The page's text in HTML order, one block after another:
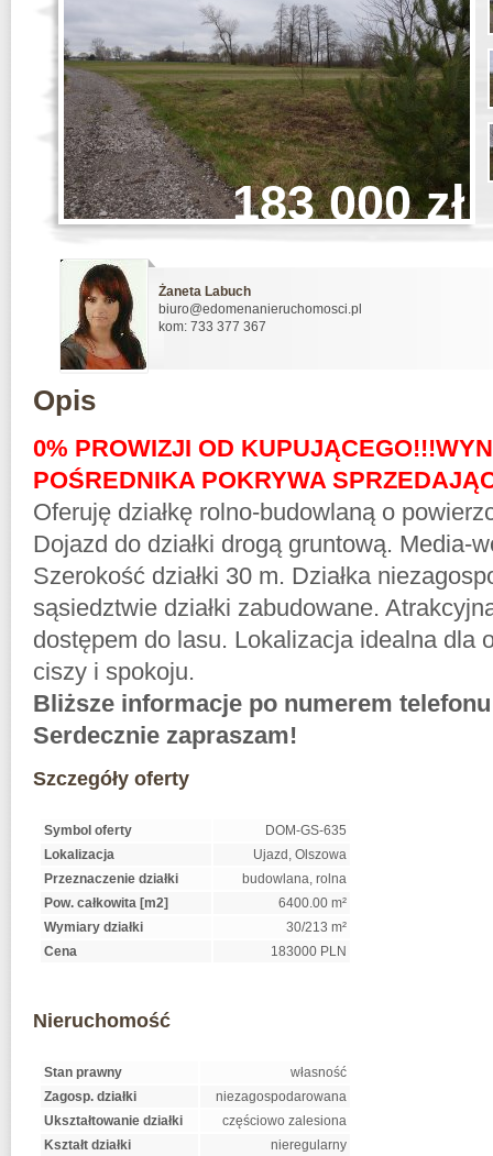
183 000 zł
Żaneta Labuch
biuro@edomenanieruchomosci.pl
kom: 733 377 367
Opis
0% PROWIZJI OD
POŚREDNIKA POKRYWA
Oferuję działkę rolno-budowlaną o
Dojazd do działki drogą gruntową. Media-
Szerokość działki 30 m. Działka
sąsiedztwie działki zabudowane.
dostępem do lasu. Lokalizacja idealna dla
ciszy i spokoju.
Bliższe informacje po numerem telefonu
Serdecznie zapraszam!
Szczegóły oferty
Symbol oferty
DOM-GS-635
Lokalizacja
Ujazd, Olszowa
Przeznaczenie działki
budowlana, rolna
Pow. całkowita [m2]
6400.00 m²
Wymiary działki
30/213 m²
Cena
183000 PLN
Nieruchomość
Stan prawny
własność
Zagosp. działki
niezagospodarowana
Ukształtowanie działki
częściowo zalesiona
Kształt działki
nieregularny